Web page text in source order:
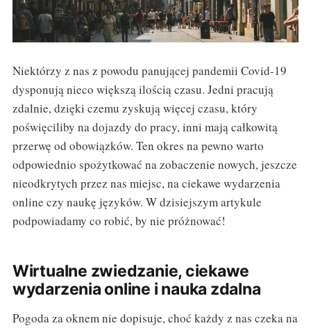
Niektórzy z nas z powodu panującej pandemii Covid-19
dysponują nieco większą ilością czasu. Jedni pracują
zdalnie, dzięki czemu zyskują więcej czasu, który
poświęciliby na dojazdy do pracy, inni mają całkowitą
przerwę od obowiązków. Ten okres na pewno warto
odpowiednio spożytkować na zobaczenie nowych, jeszcze
nieodkrytych przez nas miejsc, na ciekawe wydarzenia
online czy naukę języków. W dzisiejszym artykule
podpowiadamy co robić, by nie próżnować!
Wirtualne zwiedzanie, ciekawe
wydarzenia online i nauka zdalna
Pogoda za oknem nie dopisuje, choć każdy z nas czeka na